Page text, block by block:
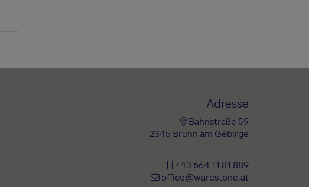
Adresse
Bahnstraße 59
2345 Brunn am Gebirge
+43 664 11 81 889
office@warestone.at